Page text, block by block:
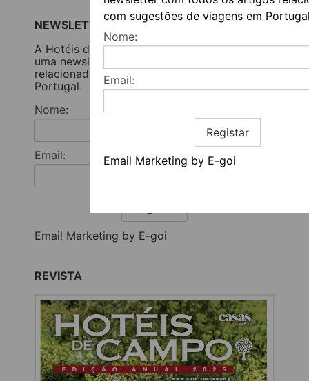
com sugestões de viagens em
Nome:
Email:
Registar
Email Marketing by E-goi
NEWSLETTER
A Hotéis de Campo publica semanalmente
uma newsletter com todos os artigos
relacionados com sugestões de viagens em
Portugal.
Nome:
Email:
Email Marketing by E-goi
REVISTA